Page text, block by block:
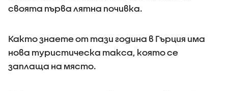
своята първа лятна почивка.
Както знаете от тази година в Гърция има
нова туристическа такса, която се
заплаща на място.